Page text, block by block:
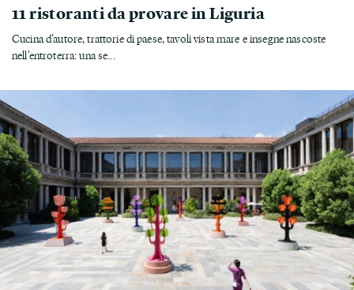
11 ristoranti da provare in Liguria
Cucina d’autore, trattorie di paese, tavoli vista mare e insegne nascoste
nell’entroterra: una se...